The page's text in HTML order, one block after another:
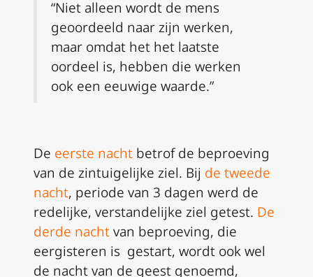
“Niet alleen wordt de mens
geoordeeld naar zijn werken,
maar omdat het het laatste
oordeel is, hebben die werken
ook een eeuwige waarde.”
De eerste nacht betrof de beproeving
van de zintuigelijke ziel. Bij de tweede
nacht, periode van 3 dagen werd de
redelijke, verstandelijke ziel getest. De
derde nachtvan beproeving, die
eergisteren is gestart, wordt ook wel
de nacht van de geest genoemd,